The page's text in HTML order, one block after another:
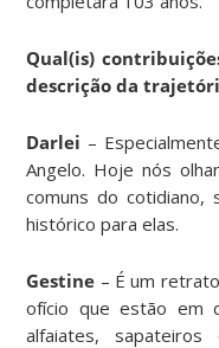
Qual(is)
descrição da
Darlei –
Angelo. Hoje nós
comuns do cotidiano,
histórico para elas.
Gestine – É um
ofício que estão em
alfaiates,